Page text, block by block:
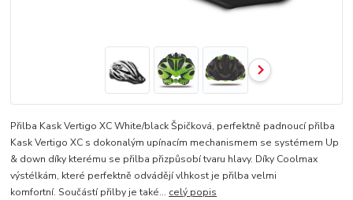
Přilba Kask Vertigo XC White/black Špičková, perfektně padnoucí přilba
Kask Vertigo XC s dokonalým upínacím mechanismem se systémem Up
& down díky kterému se přilba přizpůsobí tvaru hlavy. Díky Coolmax
výstélkám, které perfektně odvádějí vlhkost je přilba velmi
komfortní. Součástí přilby je také... celý popis